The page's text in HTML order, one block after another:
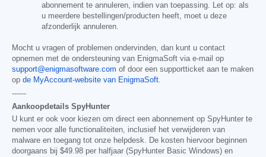
abonnement te annuleren, indien van toepassing. Let op: als
u meerdere bestellingen/producten heeft, moet u deze
afzonderlijk annuleren.
Mocht u vragen of problemen ondervinden, dan kunt u contact
opnemen met de ondersteuning van EnigmaSoft via e-mail op
support@enigmasoftware.com of door een supportticket aan te maken
op de MyAccount-website van EnigmaSoft.
------
Aankoopdetails SpyHunter
U kunt er ook voor kiezen om direct een abonnement op SpyHunter te
nemen voor alle functionaliteiten, inclusief het verwijderen van
malware en toegang tot onze helpdesk. De kosten hiervoor beginnen
doorgaans bij $49.98 per halfjaar (SpyHunter Basic Windows) en